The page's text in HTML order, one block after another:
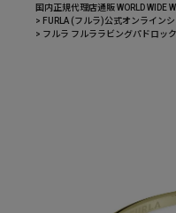
国内正規代理店通販 WORLD WIDE
FURLA (フルラ)公式オンライン
フルラ フルララビングパドロッ